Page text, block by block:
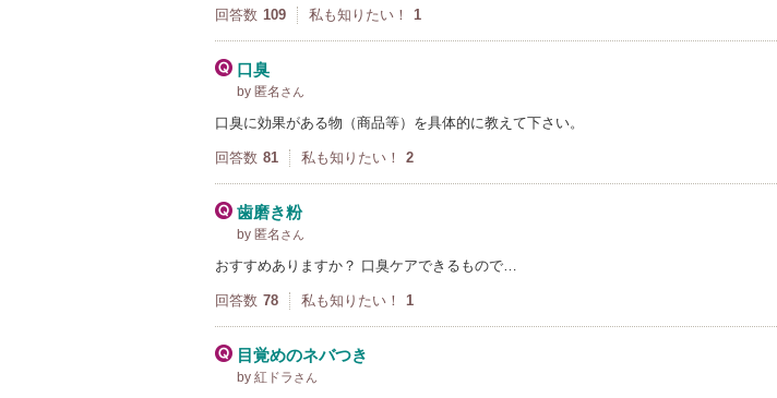
回答数 109 私も知りたい！ 1
口臭
by 匿名 さん
口臭に効果がある物（商品等）を具体的に教えて下さい。
回答数 81 私も知りたい！ 2
歯磨き粉
by 匿名 さん
おすすめありますか？ 口臭ケアできるもので…
回答数 78 私も知りたい！ 1
目覚めのネバつき
by 紅ドラ さん